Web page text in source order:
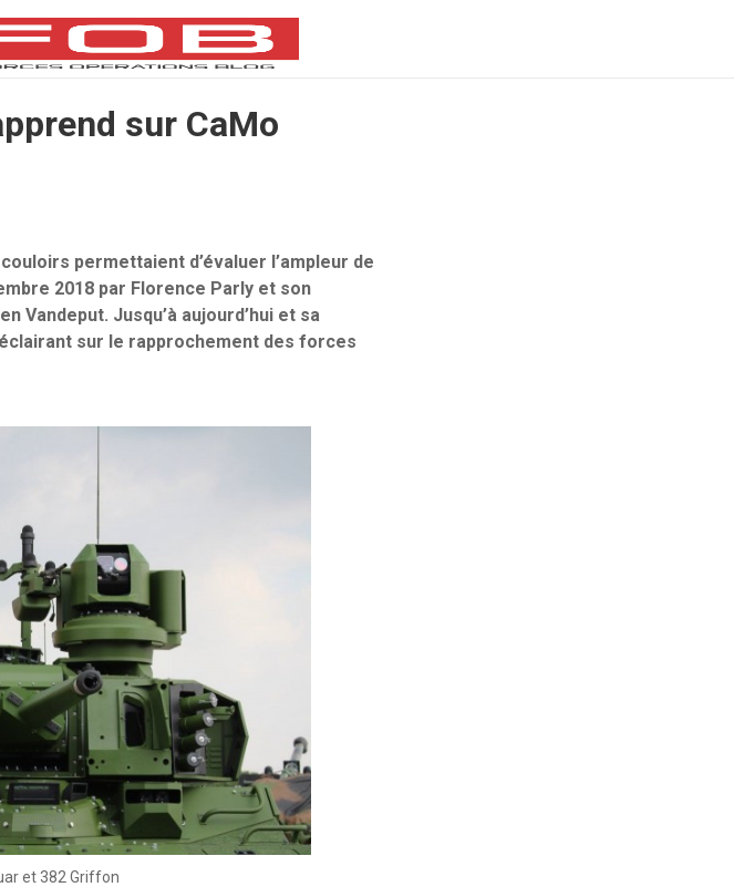
sur CaMo
permettaient d’évaluer l’ampleur de
2018 par Florence Parly et son
Vandeput. Jusqu’à aujourd’hui et sa
sur le rapprochement des forces
et 382 Griffon